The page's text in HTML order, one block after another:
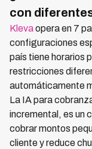
con
Klevaopera en 7
configuraciones
país tiene horarios
restricciones
automáticamente
La IA para
incremental, es un
cobrar montos
cliente y reduce